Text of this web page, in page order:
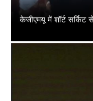
केजीएमयू में शॉर्ट